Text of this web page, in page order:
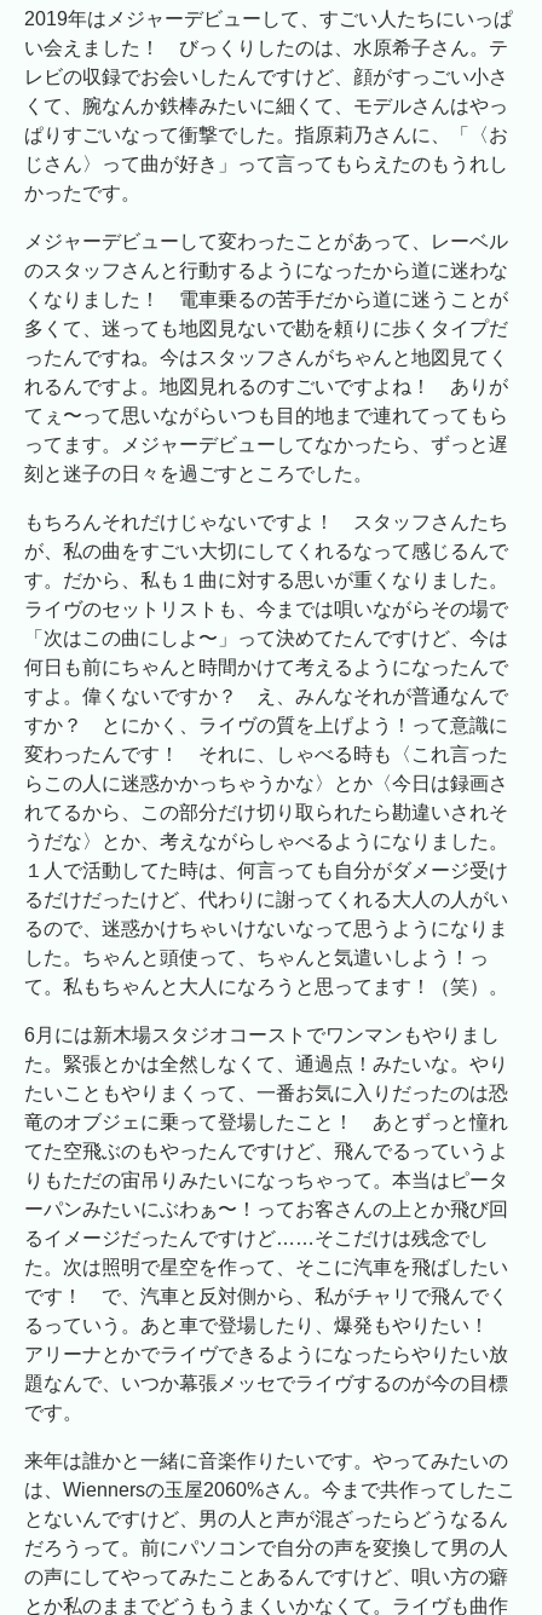
2019年はメジャーデビューして、すごい人たちにいっぱ
い会えました！ びっくりしたのは、水原希子さん。テ
レビの収録でお会いしたんですけど、顔がすっごい小さ
くて、腕なんか鉄棒みたいに細くて、モデルさんはやっ
ぱりすごいなって衝撃でした。指原莉乃さんに、「〈お
じさん〉って曲が好き」って言ってもらえたのもうれし
かったです。
メジャーデビューして変わったことがあって、レーベル
のスタッフさんと行動するようになったから道に迷わな
くなりました！ 電車乗るの苦手だから道に迷うことが
多くて、迷っても地図見ないで勘を頼りに歩くタイプだ
ったんですね。今はスタッフさんがちゃんと地図見てく
れるんですよ。地図見れるのすごいですよね！ ありが
てぇ〜って思いながらいつも目的地まで連れてってもら
ってます。メジャーデビューしてなかったら、ずっと遅
刻と迷子の日々を過ごすところでした。
もちろんそれだけじゃないですよ！ スタッフさんたち
が、私の曲をすごい大切にしてくれるなって感じるんで
す。だから、私も１曲に対する思いが重くなりました。
ライヴのセットリストも、今までは唄いながらその場で
「次はこの曲にしよ〜」って決めてたんですけど、今は
何日も前にちゃんと時間かけて考えるようになったんで
すよ。偉くないですか？ え、みんなそれが普通なんで
すか？ とにかく、ライヴの質を上げよう！って意識に
変わったんです！ それに、しゃべる時も〈これ言った
らこの人に迷惑かかっちゃうかな〉とか〈今日は録画さ
れてるから、この部分だけ切り取られたら勘違いされそ
うだな〉とか、考えながらしゃべるようになりました。
１人で活動してた時は、何言っても自分がダメージ受け
るだけだったけど、代わりに謝ってくれる大人の人がい
るので、迷惑かけちゃいけないなって思うようになりま
した。ちゃんと頭使って、ちゃんと気遣いしよう！っ
て。私もちゃんと大人になろうと思ってます！（笑）。
6月には新木場スタジオコーストでワンマンもやりまし
た。緊張とかは全然しなくて、通過点！みたいな。やり
たいこともやりまくって、一番お気に入りだったのは恐
竜のオブジェに乗って登場したこと！ あとずっと憧れ
てた空飛ぶのもやったんですけど、飛んでるっていうよ
りもただの宙吊りみたいになっちゃって。本当はピータ
ーパンみたいにぶわぁ〜！ってお客さんの上とか飛び回
るイメージだったんですけど……そこだけは残念でし
た。次は照明で星空を作って、そこに汽車を飛ばしたい
です！ で、汽車と反対側から、私がチャリで飛んでく
るっていう。あと車で登場したり、爆発もやりたい！
アリーナとかでライヴできるようになったらやりたい放
題なんで、いつか幕張メッセでライヴするのが今の目標
です。
来年は誰かと一緒に音楽作りたいです。やってみたいの
は、Wiennersの玉屋2060%さん。今まで共作ってしたこ
とないんですけど、男の人と声が混ざったらどうなるん
だろうって。前にパソコンで自分の声を変換して男の人
の声にしてやってみたことあるんですけど、唄い方の癖
とか私のままでどうもうまくいかなくて。ライヴも曲作